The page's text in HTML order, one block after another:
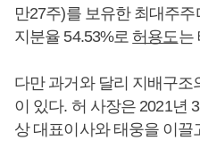
만27주)를 보유한 최대주
지분율 54.53%로허용도 는
다만 과거와 달리 지배구
이 있다. 허 사장은 2021년
상 대표이사와 태웅을 이끌